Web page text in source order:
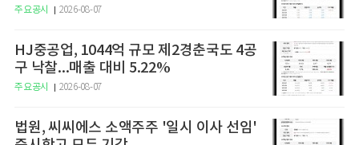
주요공시 2026-08-07
HJ중공업, 1044억 규모 제2경춘국도 4공
구 낙찰...매출 대비 5.22%
주요공시 2026-08-07
법원, 씨씨에스 소액주주 '일시 이사 선임'